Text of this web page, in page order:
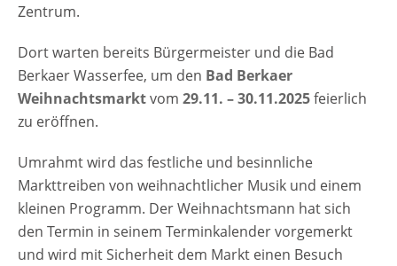
Zentrum.
Dort warten bereits Bürgermeister und die Bad
Berkaer Wasserfee, um den Bad Berkaer
Weihnachtsmarktvom 29.11. – 30.11.2025feierlich
zu eröffnen.
Umrahmt wird das festliche und besinnliche
Markttreiben von weihnachtlicher Musik und einem
kleinen Programm. Der Weihnachtsmann hat sich
den Termin in seinem Terminkalender vorgemerkt
und wird mit Sicherheit dem Markt einen Besuch